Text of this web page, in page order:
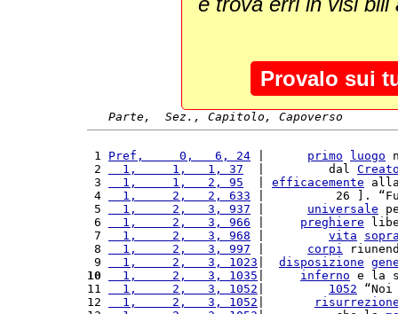
Provalo sui
Parte,  Sez., Capitolo, Capoverso
1 Pref,     0,   6, 24 primo luogo
2
  1,     1,   1, 37
  |         dal
3
  1,     1,   2, 95
efficacemente
4
  1,     2,   2, 633
|          26 ].
5
  1,     2,   3, 937
universale
6
  1,     2,   3, 966
preghiere
7
  1,     2,   3, 968
vita
8
  1,     2,   3, 997
corpi
9
  1,     2,   3, 1023
disposizione
10
  1,     2,   3, 1035
inferno e la
11
  1,     2,   3, 1052
1052
12
  1,     2,   3, 1052